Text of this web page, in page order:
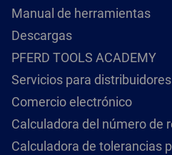
Manual de herramientas
Descargas
PFERD TOOLS ACADEMY
Servicios para distribuidores
Comercio electrónico
Calculadora del número de
Calculadora de tolerancias